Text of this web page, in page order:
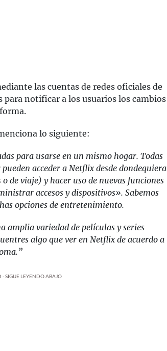
las cuentas de redes oficiales de
para notificar a los usuarios los cambios
lo siguiente:
para usarse en un mismo hogar. Todas
acceder a Netflix desde dondequiera
o de viaje) y hacer uso de nuevas funciones
accesos y dispositivos». Sabemos
opciones de entretenimiento.
amplia variedad de películas y series
algo que ver en Netflix de acuerdo a
- SIGUE LEYENDO ABAJO